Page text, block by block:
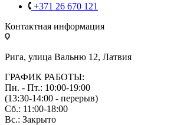
+371 26 670 121
Контактная информация
Рига, улица Вальню 12, Латвия
ГРАФИК РАБОТЫ:
Пн. - Пт.: 10:00-19:00
(13:30-14:00 - перерыв)
Сб.: 11:00-18:00
Вс.: Закрыто